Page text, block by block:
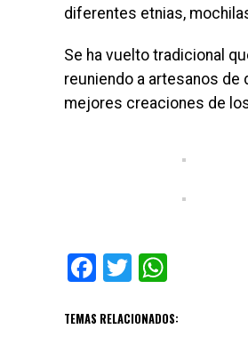
diferentes etnias,
Se ha vuelto tradicional
reuniendo a artesanos de
mejores creaciones de
Facebook
Twitter
TEMAS RELACIONADOS: